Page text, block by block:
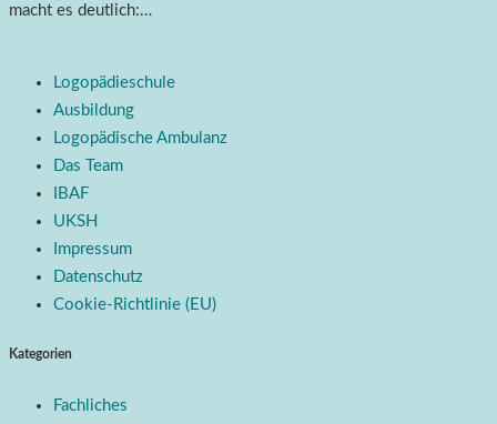
macht es deutlich:…
Logopädieschule
Ausbildung
Logopädische Ambulanz
Das Team
IBAF
UKSH
Impressum
Datenschutz
Cookie-Richtlinie (EU)
Kategorien
Fachliches